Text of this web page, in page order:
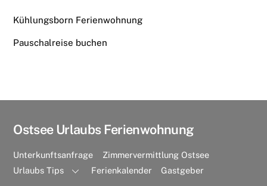
Kühlungsborn Ferienwohnung
Pauschalreise buchen
Ostsee Urlaubs Ferienwohnung
Unterkunftsanfrage
Zimmervermittlung Ostsee
Urlaubs Tips
Ferienkalender Gastgeber